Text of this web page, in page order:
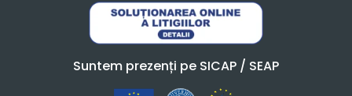
Suntem prezenți pe SICAP / SEAP